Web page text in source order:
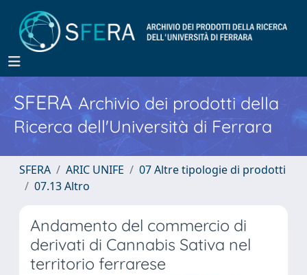
SFERA Archivio dei prodotti della
Ricerca dell'Università di Ferrara
SFERA ARIC UNIFE
07 Altre tipologie di prodotti
07.13 Altro
Andamento del commercio di
derivati di Cannabis Sativa nel
territorio ferrarese